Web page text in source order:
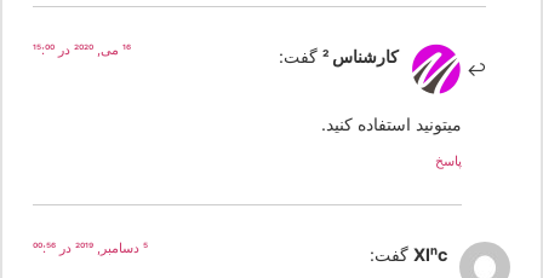
کارشناس 2 گفت:
میتونید استفاده کنید.
Xlnc گفت: